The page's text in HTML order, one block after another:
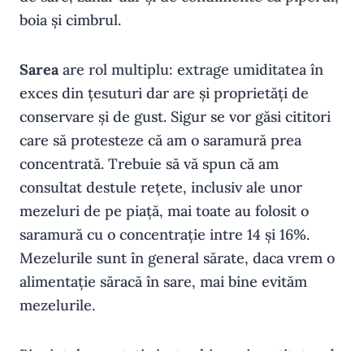
boia și cimbrul.
Sareaare rol multiplu: extrage umiditatea în
exces din țesuturi dar are și proprietăți de
conservare și de gust. Sigur se vor găsi cititori
care să protesteze că am o saramură prea
concentrată. Trebuie să vă spun că am
consultat destule rețete, inclusiv ale unor
mezeluri de pe piață, mai toate au folosit o
saramură cu o concentrație intre 14 și 16%.
Mezelurile sunt în general sărate, daca vrem o
alimentație săracă în sare, mai bine evităm
mezelurile.